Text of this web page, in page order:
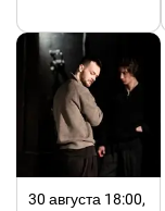
30 августа 18:00,